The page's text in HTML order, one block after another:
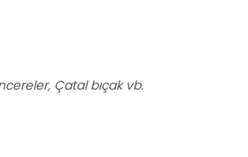
Çatal bıçak vb.